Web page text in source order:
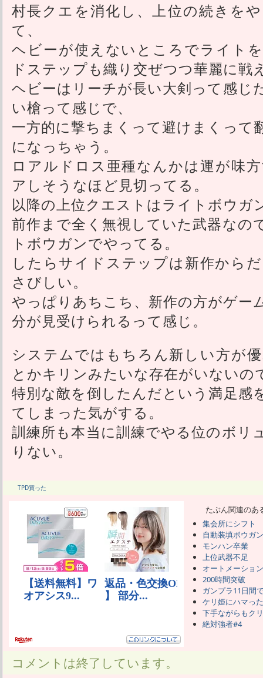
村長クエを消化し、上位の続きを
て、
ヘビーが使えないところでライト
ドステップも織り交ぜつつ華麗に戦
ヘビーはリーチが長い大剣って感じ
い槍って感じで、
一方的に撃ちまくって避けまくって
になっちゃう。
ロアルドロス亜種なんかは運が味
アしそうなほど見切ってる。
以降の上位クエストはライトボウガ
前作まで全く無視していた武器なの
トボウガンでやってる。
したらサイドステップは新作から
さびしい。
やっぱりあちこち、新作の方がゲー
分が見受けられるって感じ。
システムではもちろん新しい方が
とかキリンみたいな存在がいないの
特別な敵を倒したんだという満足感
てしまった気がする。
訓練所も本当に訓練でやる位のボリ
りない。
TPD買った
たぶん関連のあ
集会所にシフト
自動装填ボウガン
モンハン卒業
上位武器不足
オートメーショ
200時間突破
ガンプラ11日間
ケリ姫にハマった
下手ながらもク
絶対強者#4
コメントは終了しています。